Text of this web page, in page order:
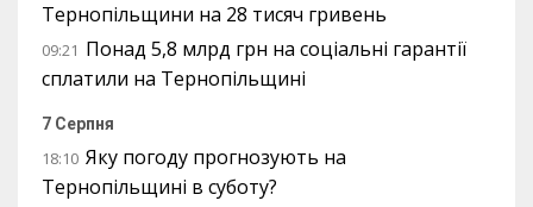
Тернопільщини на 28 тисяч гривень
09:21 Понад 5,8 млрд грн на соціальні гарантії
сплатили на Тернопільщині
7 Серпня
18:10 Яку погоду прогнозують на
Тернопільщині в суботу?